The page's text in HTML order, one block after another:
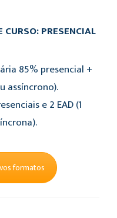
PRESENCIAL
85% presencial +
assíncrono).
e 2 EAD (1
formatos